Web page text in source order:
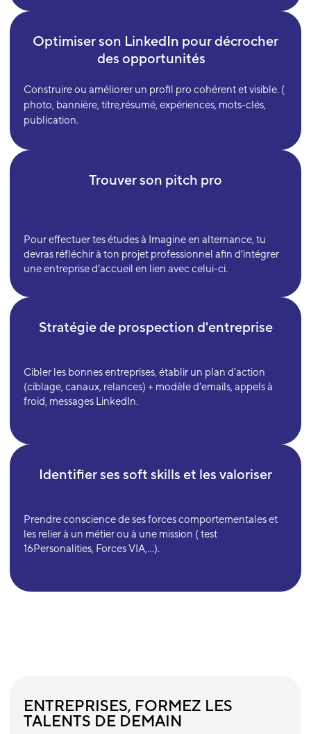
Optimiser son LinkedIn pour décrocher
des opportunités
Construire ou améliorer un profil pro cohérent et visible. (
photo, bannière, titre,résumé, expériences, mots-clés,
publication.
Trouver son pitch pro
Pour effectuer tes études à Imagine en alternance, tu
devras réfléchir à ton projet professionnel afin d’intégrer
une entreprise d’accueil en lien avec celui-ci.
Stratégie de prospection d'entreprise
Cibler les bonnes entreprises, établir un plan d'action
(ciblage, canaux, relances) + modèle d'emails, appels à
froid, messages LinkedIn.
Identifier ses soft skills et les valoriser
Prendre conscience de ses forces comportementales et
les relier à un métier ou à une mission (test
16Personalities, Forces VIA,...).
ENTREPRISES, FORMEZ LES
TALENTS DE DEMAIN